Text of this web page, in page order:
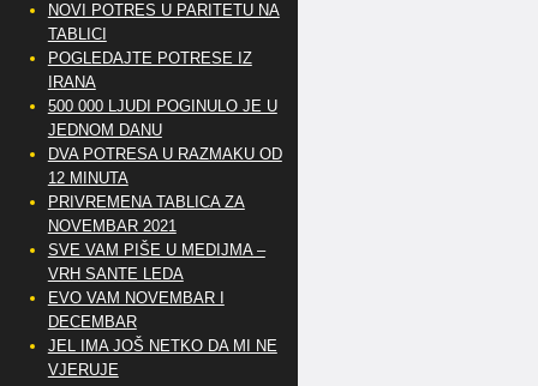
NOVI POTRES U PARITETU NA
TABLICI
POGLEDAJTE POTRESE IZ
IRANA
500 000 LJUDI POGINULO JE U
JEDNOM DANU
DVA POTRESA U RAZMAKU OD
12 MINUTA
PRIVREMENA TABLICA ZA
NOVEMBAR 2021
SVE VAM PIŠE U MEDIJMA –
VRH SANTE LEDA
EVO VAM NOVEMBAR I
DECEMBAR
JEL IMA JOŠ NETKO DA MI NE
VJERUJE